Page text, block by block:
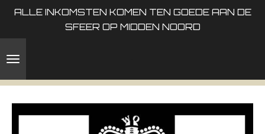
Ga
de
ALLE INKOMSTEN KOMEN TEN GOEDE AAN DE
SFEER OP MIDDEN NOORD